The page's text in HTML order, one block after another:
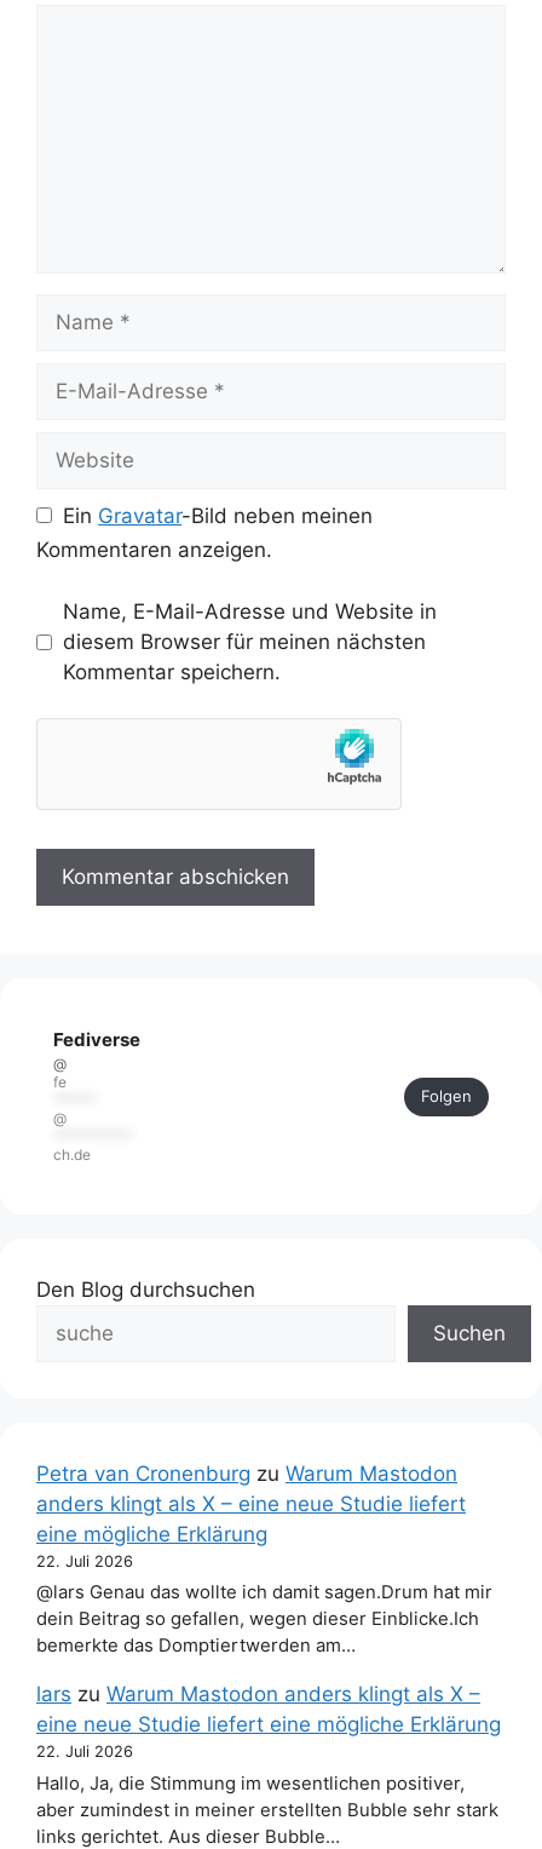
Name
Website
Ein Gravatar-Bild neben meinen
Kommentaren anzeigen.
Name, E-Mail-Adresse und Website in
diesem Browser für meinen nächsten
Kommentar speichern.
Fediverse
@
fe
@
ch.de
Folgen
Den Blog durchsuchen
Suchen
Petra van Cronenburg zu Warum Mastodon
anders klingt als X – eine neue Studie liefert
eine mögliche Erklärung
22. Juli 2026
@lars Genau das wollte ich damit sagen.Drum hat mir
dein Beitrag so gefallen, wegen dieser Einblicke.Ich
bemerkte das Domptiertwerden am…
lars zu Warum Mastodon anders klingt als X –
eine neue Studie liefert eine mögliche Erklärung
22. Juli 2026
Hallo, Ja, die Stimmung im wesentlichen positiver,
aber zumindest in meiner erstellten Bubble sehr stark
links gerichtet. Aus dieser Bubble…